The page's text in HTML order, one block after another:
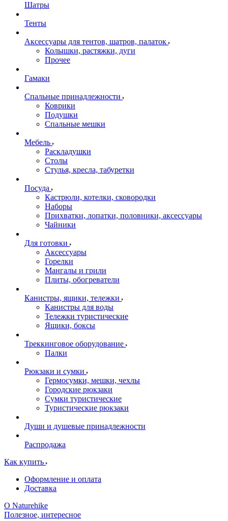
Шатры
Тенты
Аксессуары для тентов, шатров, палаток
Колышки, растяжки, дуги
Прочее
Гамаки
Спальные принадлежности
Коврики
Подушки
Спальные мешки
Мебель
Раскладушки
Столы
Стулья, кресла, табуретки
Посуда
Кастрюли, котелки, сковородки
Наборы
Прихватки, лопатки, половники, аксессуары
Чайники
Для готовки
Аксессуары
Горелки
Мангалы и грили
Плиты, обогреватели
Канистры, ящики, тележки
Канистры для воды
Тележки туристические
Ящики, боксы
Треккинговое оборудование
Палки
Рюкзаки и сумки
Гермосумки, мешки, чехлы
Городские рюкзаки
Сумки туристические
Туристические рюкзаки
Души и душевые принадлежности
Распродажа
Как купить
Оформление и оплата
Доставка
О Naturehike
Полезное, интересное